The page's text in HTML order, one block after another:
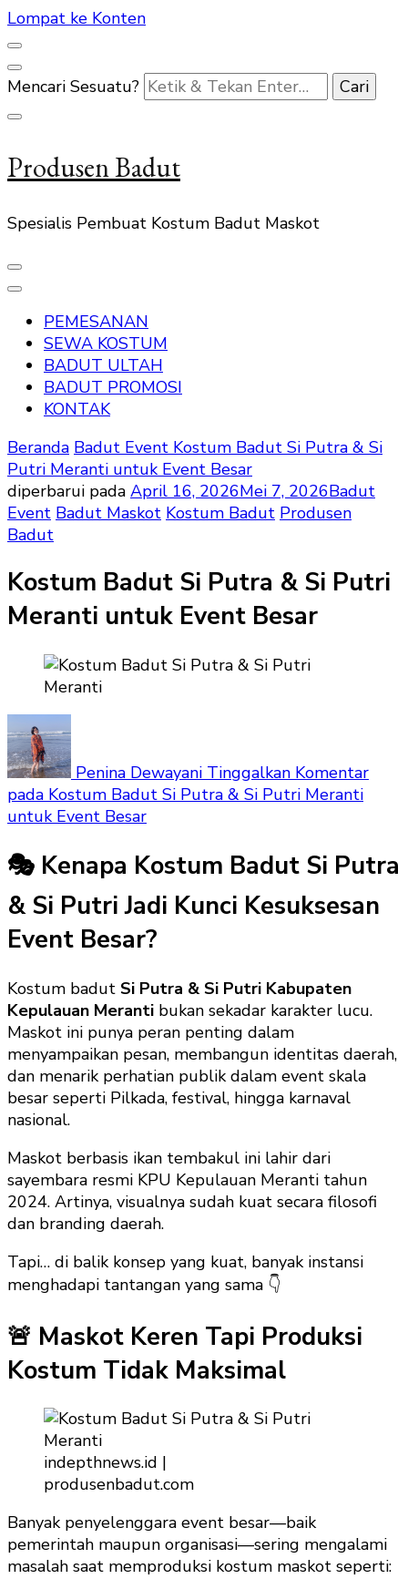
Lompat ke Konten
Mencari Sesuatu?
Produsen Badut
Spesialis Pembuat Kostum Badut Maskot
PEMESANAN
SEWA KOSTUM
BADUT ULTAH
BADUT PROMOSI
KONTAK
Beranda Badut Event Kostum Badut Si Putra & Si
Putri Meranti untuk Event Besar
diperbarui pada April 16, 2026Mei 7, 2026Badut
Event Badut Maskot Kostum Badut Produsen
Badut
Kostum Badut Si Putra & Si Putri
Meranti untuk Event Besar
Penina Dewayani Tinggalkan Komentar
pada Kostum Badut Si Putra & Si Putri Meranti
untuk Event Besar
🎭 Kenapa Kostum Badut Si Putra
& Si Putri Jadi Kunci Kesuksesan
Event Besar?
Kostum badut Si Putra & Si Putri Kabupaten
Kepulauan Meranti bukan sekadar karakter lucu.
Maskot ini punya peran penting dalam
menyampaikan pesan, membangun identitas daerah,
dan menarik perhatian publik dalam event skala
besar seperti Pilkada, festival, hingga karnaval
nasional.
Maskot berbasis ikan tembakul ini lahir dari
sayembara resmi KPU Kepulauan Meranti tahun
2024. Artinya, visualnya sudah kuat secara filosofi
dan branding daerah.
Tapi… di balik konsep yang kuat, banyak instansi
menghadapi tantangan yang sama 👇
🚨 Maskot Keren Tapi Produksi
Kostum Tidak Maksimal
indepthnews.id |
produsenbadut.com
Banyak penyelenggara event besar—baik
pemerintah maupun organisasi—sering mengalami
masalah saat memproduksi kostum maskot seperti: